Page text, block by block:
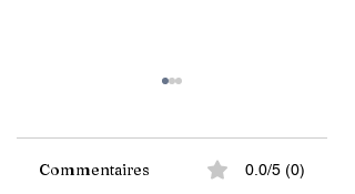
Commentaires 0.0/5 (0)